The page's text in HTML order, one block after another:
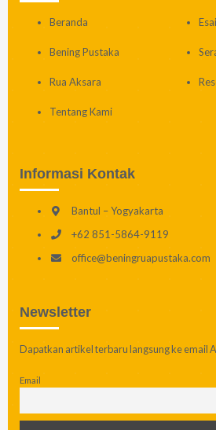
Beranda Esai
Bening Pustaka
Rua Aksara
Tentang Kami
Informasi Kontak
Bantul – Yogyakarta
+62 851-5864-9119
office@beningruapustaka.com
Newsletter
Dapatkan artikel terbaru langsung ke email
Email